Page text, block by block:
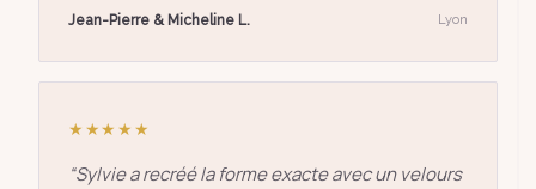
Jean-Pierre & Micheline L. Lyon
★★★★★
“Sylvie a recréé la forme exacte avec un velours